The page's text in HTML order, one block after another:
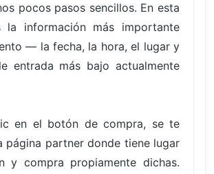
pocos pasos sencillos. En esta
la información más importante
— la fecha, la hora, el lugar y
entrada más bajo actualmente
en el botón de compra, se te
página partner donde tiene lugar
y compra propiamente dichas.